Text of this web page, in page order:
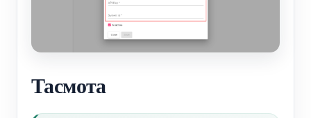
Тасмота